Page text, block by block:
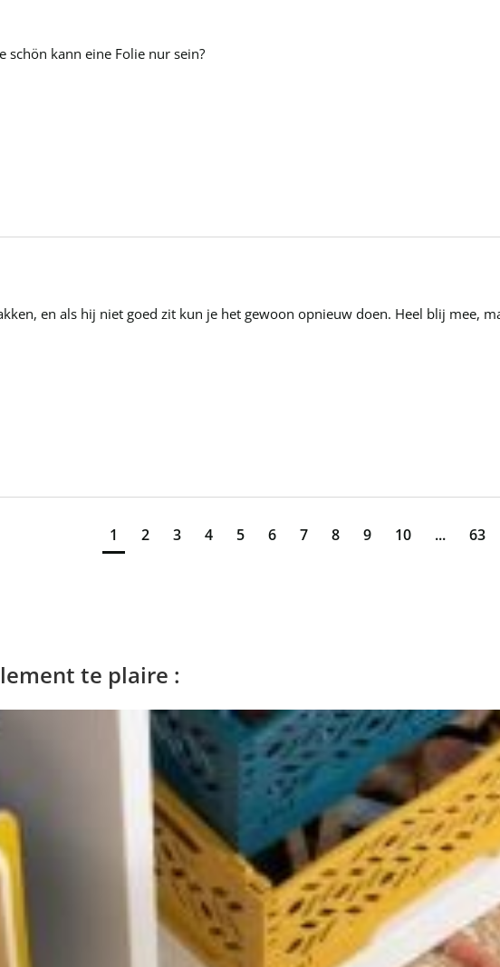
schön kann eine Folie nur sein?
en als hij niet goed zit kun je het gewoon opnieuw doen. Heel blij mee,
1 2 3 4 5 6 7 8 9 10 ... 63
te plaire :